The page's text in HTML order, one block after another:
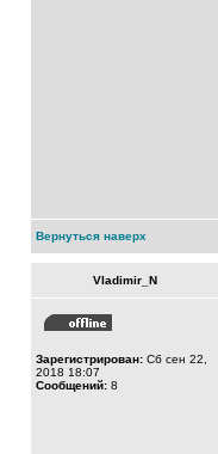
Вернуться наверх
Vladimir_N
Зарегистрирован: Сб сен 22,
2018 18:07
Сообщений: 8